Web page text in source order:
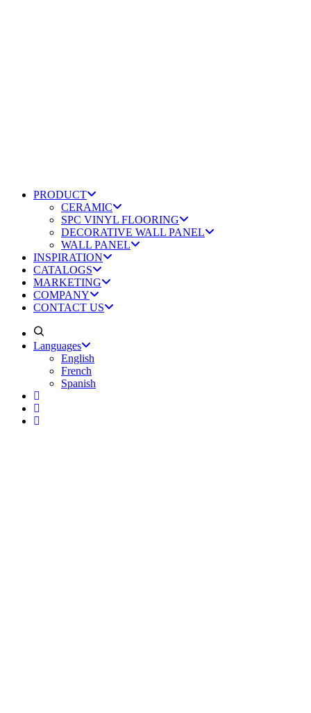
PRODUCT
CERAMIC
SPC VINYL FLOORING
DECORATIVE WALL PANEL
WALL PANEL
INSPIRATION
CATALOGS
MARKETING
COMPANY
CONTACT US
Languages
English
French
Spanish